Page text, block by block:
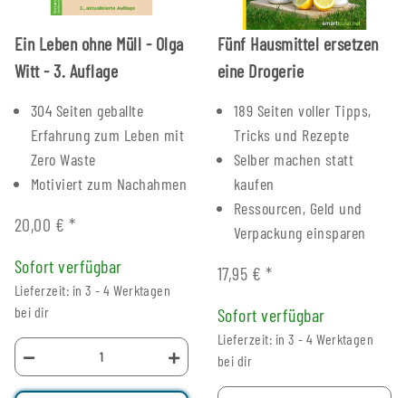
Ein Leben ohne Müll - Olga
Witt - 3. Auflage
304 Seiten geballte
Erfahrung zum Leben mit
Zero Waste
Motiviert zum Nachahmen
20,00 € *
Sofort verfügbar
Lieferzeit: in 3 - 4 Werktagen
bei dir
Fünf Hausmittel ersetzen
eine Drogerie
189 Seiten voller Tipps,
Tricks und Rezepte
Selber machen statt
kaufen
Ressourcen, Geld und
Verpackung einsparen
17,95 € *
Sofort verfügbar
Lieferzeit: in 3 - 4 Werktagen
bei dir